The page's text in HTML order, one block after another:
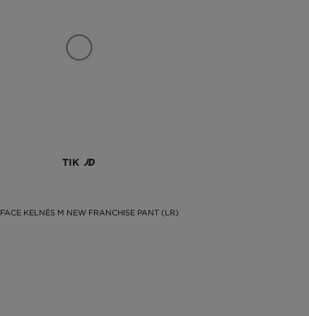
TIK
KELNĖS M NEW FRANCHISE PANT (LR)